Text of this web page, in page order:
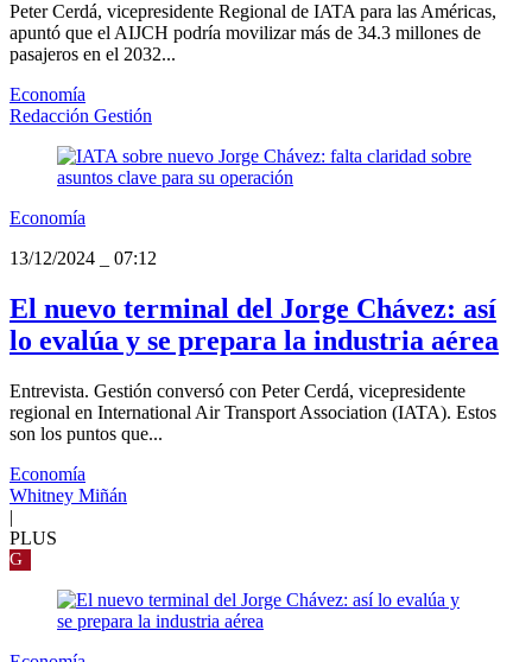
Peter Cerdá, vicepresidente Regional de IATA para las Américas,
apuntó que el AIJCH podría movilizar más de 34.3 millones de
pasajeros en el 2032...
Economía
Redacción Gestión
Economía
13/12/2024
07:12
El nuevo terminal del Jorge Chávez: así
lo evalúa y se prepara la industria aérea
Entrevista. Gestión conversó con Peter Cerdá, vicepresidente
regional en International Air Transport Association (IATA). Estos
son los puntos que...
Economía
Whitney Miñán
|
PLUS
G